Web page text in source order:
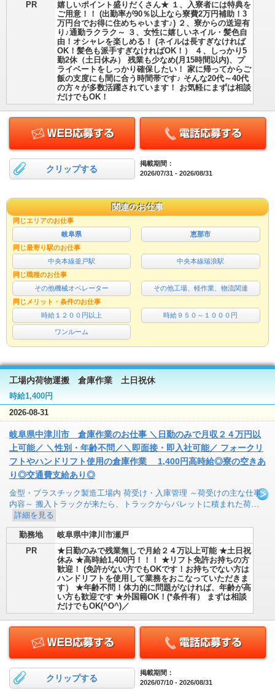
PR
嬉しいポイント盛りだくさん★ １、入寮者には特典を
ご用意！！ (出勤率が90％以上なら寮費2万円補助！3
万円台でお得に住めちゃいます♪) ２、寮からの送迎有
り♪通勤ラクラク～ ３、女性に嬉しいネイル・髪色自
由！オシャレを楽しめる！ (ネイルは長すぎなければ
OK！髪色も派手すぎなければOK！） ４、しっかり5
勤2休（土日休み） 残業も少なめ(月15時間以内)、プ
ライベートをしっかり確保したい！ 家に帰ってからご
飯の支度にも間に合う時間帯です♪ そんな20代～40代
の方々が多数活躍されています！ お気軽にまずは相談
だけでもOK！
クリップする
掲載期間：
2026/07/31 - 2026/08/31
関連のお仕事
同じエリアのお仕事
岐阜県
恵那市
同じ最寄り駅のお仕事
中央本線釜戸駅
中央本線瑞浪駅
同じ職種のお仕事
その他機械オペレーター
その他工場、軽作業、物流関連
同じメリット・条件のお仕事
時給１２００円以上
時給９５０～１０００円
ワンルーム
工場内荷物運搬 倉庫作業 土日祝休
時給1,400円
2026-08-31
岐阜県中津川市 倉庫作業のお仕事 ＼日勤のみで月収２４万円以
上可能／ ＼性別・年齢不問／＼即面接・即入社可能／ フォークリ
フトやハンドリフト使用の倉庫作業 1,400円高時給◎寮の空きあ
り◎交通費支給あり◎
金型・プラスチック製造工場内 荷受け・入庫管理 ～荷受けの主な仕事
内容～ 搬入トラックが来たら、トラックからパレットに積まれた荷…
詳細を見る
勤務地
岐阜県中津川市瀬戸
PR
★日勤のみで残業無しで月給２４万以上可能 ★土日祝
休み ★高時給1,400円！！！ ★リフト免許お持ちの方
歓迎！ (免許がない方でもOKです！お持ちでない方は
ハンドリフトを使用して業務をおこなっていただきま
す） ★年齢不問！体力的に問題がなければ、年齢が高
い方も歓迎です ★外国籍OK！(*条件有） まずは相談
だけでもOK(^O^)／
クリップする
掲載期間：
2026/07/10 - 2026/08/31